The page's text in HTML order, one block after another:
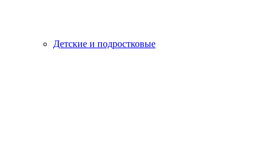
Детские и подростковые